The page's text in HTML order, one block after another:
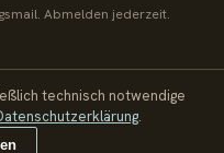
Abmelden jederzeit.
ImpressumDatenschutz AGB
technisch notwendige
.